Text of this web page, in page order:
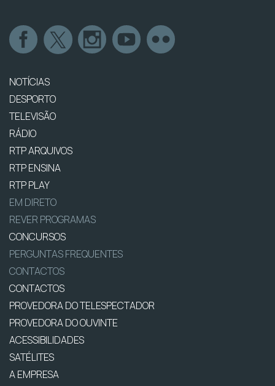
NOTÍCIAS
DESPORTO
TELEVISÃO
RÁDIO
RTP ARQUIVOS
RTP ENSINA
RTP PLAY
EM DIRETO
REVER PROGRAMAS
CONCURSOS
PERGUNTAS FREQUENTES
CONTACTOS
CONTACTOS
PROVEDORA DO TELESPECTADOR
PROVEDORA DO OUVINTE
ACESSIBILIDADES
SATÉLITES
A EMPRESA